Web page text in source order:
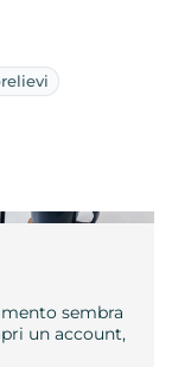
sembra
un account,